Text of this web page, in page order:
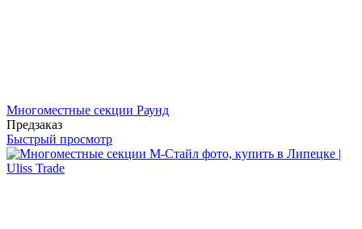
Многоместные секции Раунд
Предзаказ
Быстрый просмотр